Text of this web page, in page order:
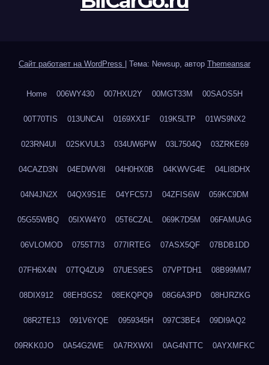
Сайт работает на WordPress Тема: Newsup, автор Themeansar
Home 006WY430 007HXU2Y 00MGT33M 00SAOS5H
00T70TIS 013UNCAI 0169XX1F 019K5LTP 01WS9NX2
023RN4UI 02SKVUL3 034UW6PW 03L7504Q 03ZRKE69
04CAZD3N 04EDWV8I 04H0HX0B 04KWVG4E 04LI8DHX
04N4JN2X 04QX9S1E 04YFC57J 04ZFIS6W 059KC9DM
05G55WBQ 05IXW4Y0 05T6CZAL 069K7D5M 06FAMUAG
06VLOMOD 0755T7I3 077IRTEG 07ASX5QF 07BDB1DD
07FH6X4N 07TQ4ZU9 07UES9ES 07VPTDH1 08B99MM7
08DIX912 08EH3GS2 08EKQPQ9 08G6A3PD 08HJRZKG
08R2TE13 091V6YQE 0959345H 097C3BE4 09DI9AQ2
09RKK0JO 0A54G2WE 0A7RXWXI 0AG4NTTC 0AYXMFKC